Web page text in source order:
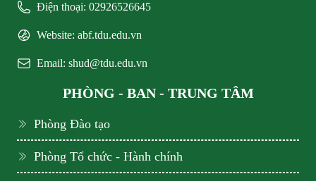
Điện thoại: 02926526645
Website: abf.tdu.edu.vn
Email: shud@tdu.edu.vn
PHÒNG - BAN - TRUNG TÂM
Phòng Đào tạo
Phòng Tổ chức - Hành chính